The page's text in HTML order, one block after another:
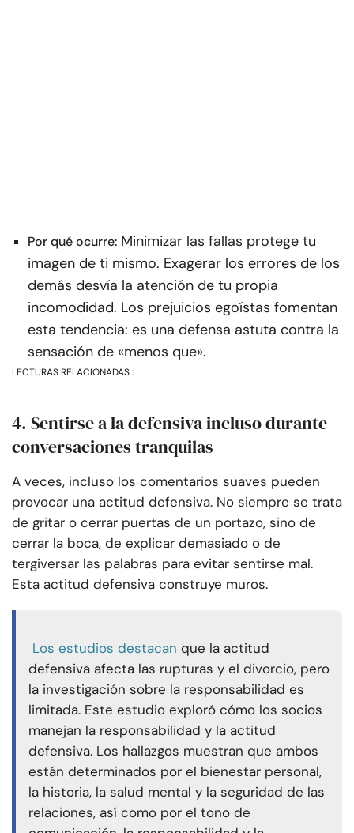
Por qué ocurre: Minimizar las fallas protege tu
imagen de ti mismo. Exagerar los errores de los
demás desvía la atención de tu propia
incomodidad. Los prejuicios egoístas fomentan
esta tendencia: es una defensa astuta contra la
sensación de «menos que».
LECTURAS RELACIONADAS :
4. Sentirse a la defensiva incluso durante
conversaciones tranquilas
A veces, incluso los comentarios suaves pueden
provocar una actitud defensiva. No siempre se trata
de gritar o cerrar puertas de un portazo, sino de
cerrar la boca, de explicar demasiado o de
tergiversar las palabras para evitar sentirse mal.
Esta actitud defensiva construye muros.
Los estudios destacan que la actitud
defensiva afecta las rupturas y el divorcio, pero
la investigación sobre la responsabilidad es
limitada. Este estudio exploró cómo los socios
manejan la responsabilidad y la actitud
defensiva. Los hallazgos muestran que ambos
están determinados por el bienestar personal,
la historia, la salud mental y la seguridad de las
relaciones, así como por el tono de